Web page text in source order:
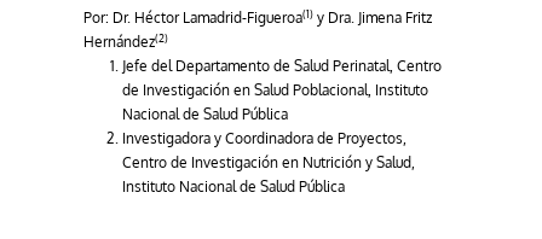
Por: Dr. Héctor Lamadrid-Figueroa(1)y Dra. Jimena Fritz
Hernández(2)
Jefe del Departamento de Salud Perinatal, Centro
de Investigación en Salud Poblacional, Instituto
Nacional de Salud Pública
Investigadora y Coordinadora de Proyectos,
Centro de Investigación en Nutrición y Salud,
Instituto Nacional de Salud Pública